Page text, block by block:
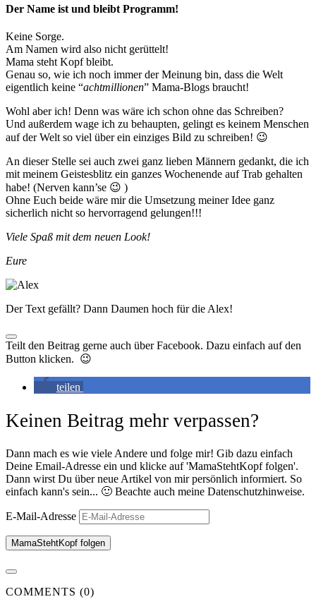
Der Name ist und bleibt Programm!
Keine Sorge.
Am Namen wird also nicht gerüttelt!
Mama steht Kopf bleibt.
Genau so, wie ich noch immer der Meinung bin, dass die Welt
eigentlich keine “achtmillionen” Mama-Blogs braucht!
Wohl aber ich! Denn was wäre ich schon ohne das Schreiben?
Und außerdem wage ich zu behaupten, gelingt es keinem Menschen
auf der Welt so viel über ein einziges Bild zu schreiben! 😉
An dieser Stelle sei auch zwei ganz lieben Männern gedankt, die ich
mit meinem Geistesblitz ein ganzes Wochenende auf Trab gehalten
habe! (Nerven kann’se 😉 )
Ohne Euch beide wäre mir die Umsetzung meiner Idee ganz
sicherlich nicht so hervorragend gelungen!!!
Viele Spaß mit dem neuen Look!
Eure
Der Text gefällt? Dann Daumen hoch für die Alex!
Teilt den Beitrag gerne auch über Facebook. Dazu einfach auf den
Button klicken. 😉
teilen
Keinen Beitrag mehr verpassen?
Dann mach es wie viele Andere und folge mir! Gib dazu einfach
Deine Email-Adresse ein und klicke auf 'MamaStehtKopf folgen'.
Dann wirst Du über neue Artikel von mir persönlich informiert. So
einfach kann's sein... 🙂 Beachte auch meine Datenschutzhinweise.
E-Mail-Adresse
MamaStehtKopf folgen
COMMENTS (0)